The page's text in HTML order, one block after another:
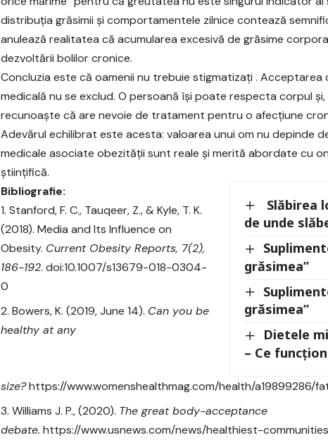
distribuția grăsimii și comportamentele zilnice contează
anulează realitatea că acumularea excesivă de grăsime
dezvoltării bolilor cronice.
Concluzia este că oamenii nu trebuie stigmatizați . Acceptarea
medicală nu se exclud. O persoană își poate respecta corpul
recunoaște că are nevoie de tratament pentru o afecțiune
Adevărul echilibrat este acesta: valoarea unui om nu depinde
medicale asociate obezității sunt reale și merită abordate cu
științifică.
Slăbirea
de unde
grăsimea”
grăsimea”
Dietele
– Ce
Bibliografie:
Stanford, F. C., Tauqeer, Z., & Kyle, T. K.
(2018). Media and Its Influence on
Obesity. Current Obesity Reports, 7(2),
186-192. doi:10.1007/s13679-018-0304-
0
Bowers, K. (2019, June 14). Can you be
healthy at any
size?https://www.womenshealthmag.com/health/a19899286/
Williams J. P., (2020). The great body-acceptance
debate. https://www.usnews.com/news/healthiest-